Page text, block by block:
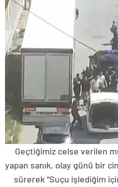
Geçtiğimiz celse verilen
yapan sanık, olay günü bir
sürerek “Suçu işlediğim